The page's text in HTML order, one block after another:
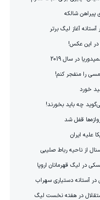
پیراهن شالکه
آغاز لیگ برتر
در این عکس!
در سال 2019
خورد
چه باید بخورند!
قفل شد
علیه ایران
از ناحیه رباط صلیبی
در لیگ قهرمانان اروپا
در آستانه دستیاری سهراب
در هفته نخست لیگ